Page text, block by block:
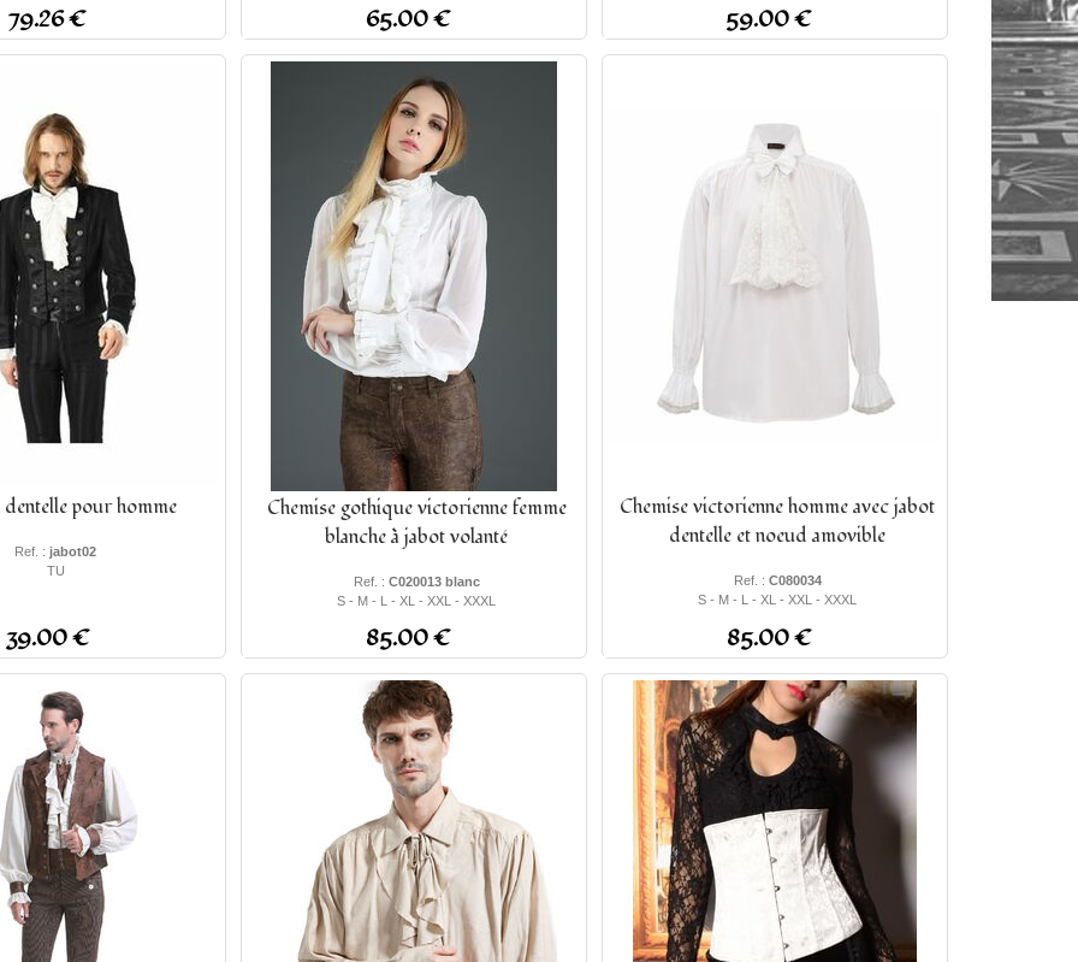
79.26 € 65.00 € 59.00 €
dentelle pour homme
Ref. : jabot02
TU
39.00 €
Chemise gothique victorienne femme
blanche à jabot volanté
Ref. : C020013 blanc
S - M - L - XL - XXL - XXXL
85.00 €
Chemise victorienne homme avec jabot
dentelle et noeud amovible
Ref. : C080034
S - M - L - XL - XXL - XXXL
85.00 €